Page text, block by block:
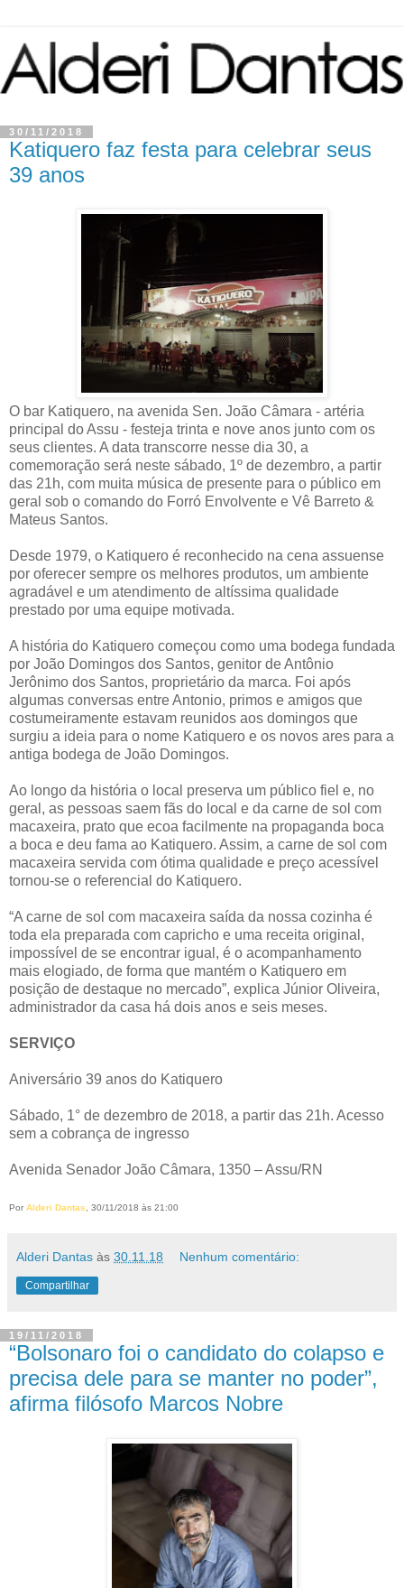
30/11/2018
Katiquero faz festa para celebrar seus
39 anos
O bar Katiquero, na avenida Sen. João Câmara - artéria
principal do Assu - festeja trinta e nove anos junto com os
seus clientes. A data transcorre nesse dia 30, a
comemoração será neste sábado, 1º de dezembro, a partir
das 21h, com muita música de presente para o público em
geral sob o comando do Forró Envolvente e Vê Barreto &
Mateus Santos.
Desde 1979, o Katiquero é reconhecido na cena assuense
por oferecer sempre os melhores produtos, um ambiente
agradável e um atendimento de altíssima qualidade
prestado por uma equipe motivada.
A história do Katiquero começou como uma bodega fundada
por João Domingos dos Santos, genitor de Antônio
Jerônimo dos Santos, proprietário da marca. Foi após
algumas conversas entre Antonio, primos e amigos que
costumeiramente estavam reunidos aos domingos que
surgiu a ideia para o nome Katiquero e os novos ares para a
antiga bodega de João Domingos.
Ao longo da história o local preserva um público fiel e, no
geral, as pessoas saem fãs do local e da carne de sol com
macaxeira, prato que ecoa facilmente na propaganda boca
a boca e deu fama ao Katiquero. Assim, a carne de sol com
macaxeira servida com ótima qualidade e preço acessível
tornou-se o referencial do Katiquero.
“A carne de sol com macaxeira saída da nossa cozinha é
toda ela preparada com capricho e uma receita original,
impossível de se encontrar igual, é o acompanhamento
mais elogiado, de forma que mantém o Katiquero em
posição de destaque no mercado”, explica Júnior Oliveira,
administrador da casa há dois anos e seis meses.
SERVIÇO
Aniversário 39 anos do Katiquero
Sábado, 1° de dezembro de 2018, a partir das 21h. Acesso
sem a cobrança de ingresso
Avenida Senador João Câmara, 1350 – Assu/RN
Por Alderi Dantas, 30/11/2018 às 21:00
Alderi Dantas às 30.11.18 Nenhum comentário:
Compartilhar
19/11/2018
“Bolsonaro foi o candidato do colapso e
precisa dele para se manter no poder”,
afirma filósofo Marcos Nobre